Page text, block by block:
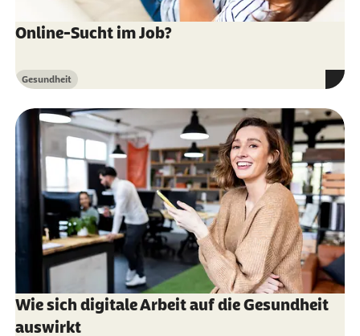
Online-Sucht im Job?
Kategorie
Gesundheit
Wie sich digitale Arbeit auf die Gesundheit
auswirkt